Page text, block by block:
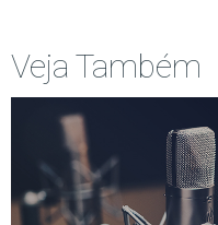
Veja Também